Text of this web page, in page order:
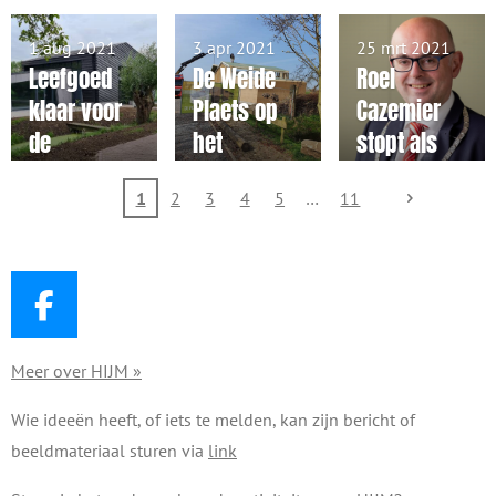
eigenaar
steenplaats
in
Ouderkerk
rond het
jaar 100
door
menselijk
handelen
overleden
Leefgoed
klaar voor
de
1 aug 2021
De Weide
Plaets op
het
vordert
3 apr 2021
Roel
Cazemier
stopt als
ter en
25 mrt 2021
1 2 3 4 5 11
F
a
c
e
b
Meer over HIJM »
Wie ideeën heeft, of iets te melden, kan zijn bericht of
beeldmateriaal sturen via link